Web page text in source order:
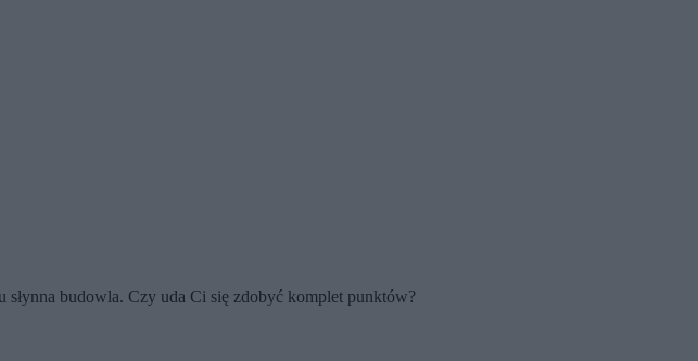
słynna budowla. Czy uda Ci się zdobyć komplet punktów?